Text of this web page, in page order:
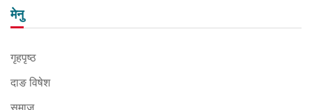
मेनु
गृहपृष्ठ
दाङ विषेश